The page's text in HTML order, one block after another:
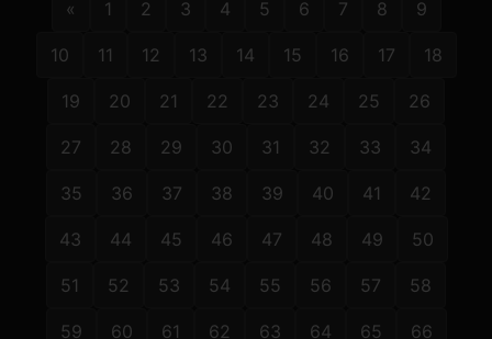
« 1 2 3 4 5 6 7 8 9
10 11 12 13 14 15 16 17 18
19 20 21 22 23 24 25 26
27 28 29 30 31 32 33 34
35 36 37 38 39 40 41 42
43 44 45 46 47 48 49 50
51 52 53 54 55 56 57 58
59 60 61 62 63 64 65 66